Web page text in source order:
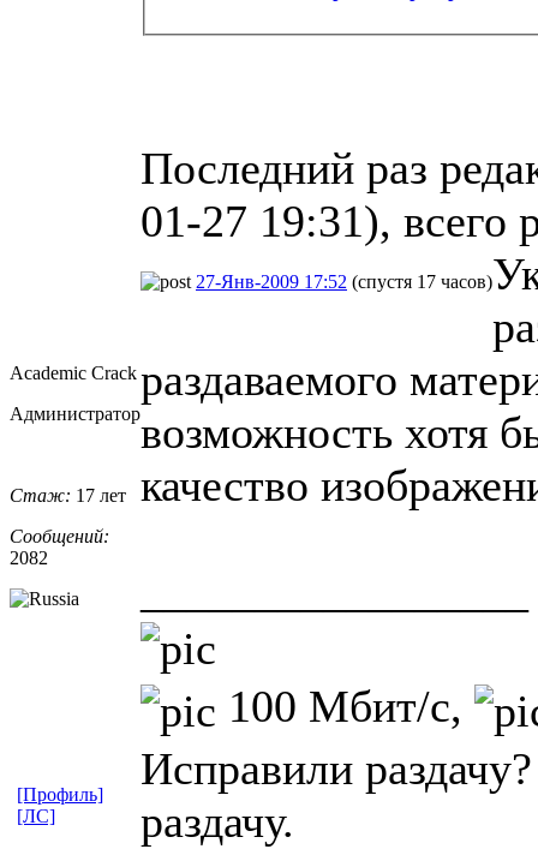
Последний раз
01-27 19:31), всего
Academic Crack
Администратор
Стаж: 17 лет
Сообщений:
2082
27-Янв-2009 17:52 (спустя 17 часов)
раздаваемого
возможность хотя
качество
100 Мбит/с,
Исправили
раздачу.
[Профиль]
[ЛС]